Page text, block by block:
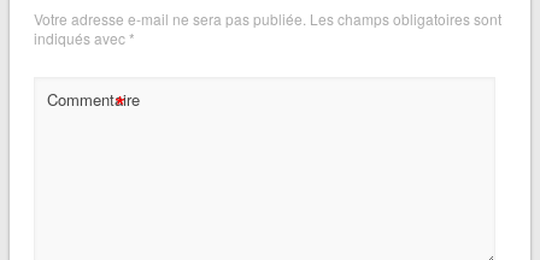
Votre adresse e-mail ne sera pas publiée. Les champs obligatoires sont
indiqués avec*
Commentaire
*